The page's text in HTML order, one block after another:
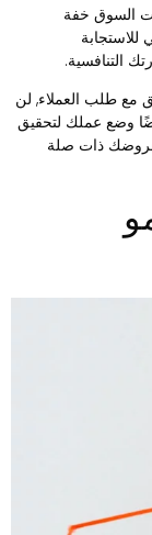
السوق خفة
طلب العملاء, لن
وضع عملك لتحقيق
ذات صلة